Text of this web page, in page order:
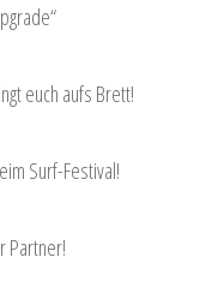
euch aufs Brett!
Surf-Festival!
Partner!